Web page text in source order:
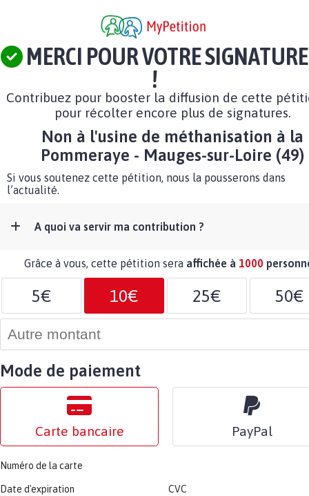
MERCI POUR VOTRE SIGNATURE
!
Contribuez pour booster la diffusion de cette
pour récolter encore plus de signatures.
Non à l'usine de méthanisation à la
Pommeraye - Mauges-sur-Loire (49)
Si vous soutenez cette pétition, nous la pousserons dans
l’actualité.
A quoi va servir ma contribution ?
Grâce à vous, cette pétition sera affichée à 1000
5€ 10€ 25€ 50€
Mode de paiement
Carte bancaire PayPal
Numéro de la carte
Date d'expiration CVC